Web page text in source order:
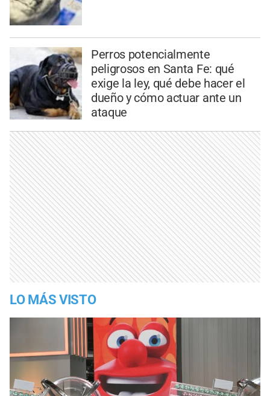
Perros potencialmente
peligrosos en Santa Fe: qué
exige la ley, qué debe hacer el
dueño y cómo actuar ante un
ataque
LO MÁS VISTO